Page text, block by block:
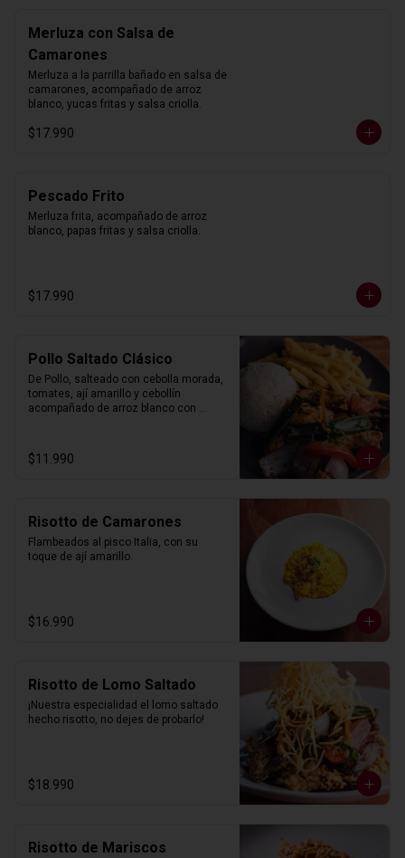
Merluza con Salsa de
Camarones
Merluza a la parrilla bañado en salsa de
camarones, acompañado de arroz
blanco, yucas fritas y salsa criolla.
$17.990
Pescado Frito
Merluza frita, acompañado de arroz
blanco, papas fritas y salsa criolla.
$17.990
Pollo Saltado Clásico
De Pollo, salteado con cebolla morada,
tomates, ají amarillo y cebollín
acompañado de arroz blanco con
$11.990
Risotto de Camarones
Flambeados al pisco Italia, con su
toque de ají amarillo.
$16.990
Risotto de Lomo Saltado
¡Nuestra especialidad el lomo saltado
hecho risotto, no dejes de probarlo!
$18.990
Risotto de Mariscos